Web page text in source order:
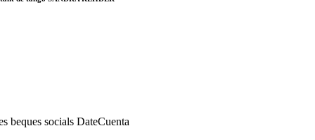
beques socials DateCuenta